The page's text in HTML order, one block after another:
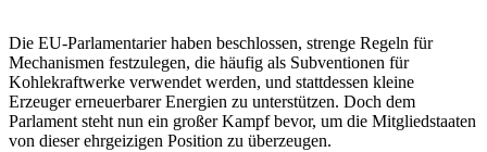
Die EU-Parlamentarier haben beschlossen, strenge Regeln für
Mechanismen festzulegen, die häufig als Subventionen für
Kohlekraftwerke verwendet werden, und stattdessen kleine
Erzeuger erneuerbarer Energien zu unterstützen. Doch dem
Parlament steht nun ein großer Kampf bevor, um die Mitgliedstaaten
von dieser ehrgeizigen Position zu überzeugen.